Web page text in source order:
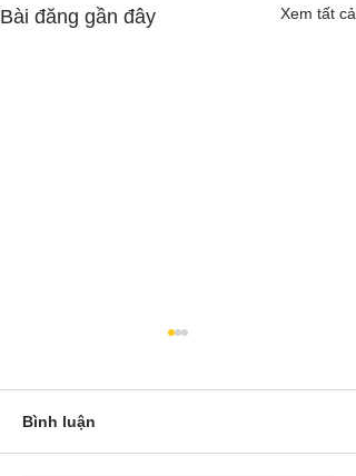
Bài đăng gần đây Xem tất cả
Bình luận